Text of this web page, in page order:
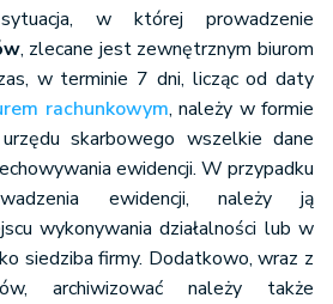
w której prowadzenie
, zlecane jest zewnętrznym biurom
w terminie 7 dni, licząc od daty
rachunkowym, należy w formie
skarbowego wszelkie dane
ewidencji. W przypadku
ewidencji, należy ją
wykonywania działalności lub w
siedziba firmy. Dodatkowo, wraz z
archiwizować należy także